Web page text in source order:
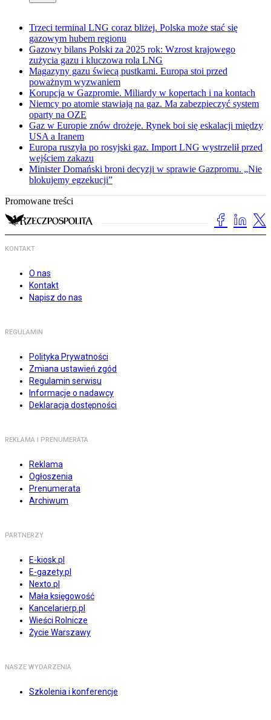
Trzeci terminal LNG coraz bliżej. Polska może stać się
gazowym hubem regionu
Gazowy bilans Polski za 2025 rok: Wzrost krajowego
zużycia gazu i kluczowa rola LNG
Magazyny gazu świecą pustkami. Europa stoi przed
poważnym wyzwaniem
Korupcja w Gazpromie. Miliardy w kopertach i na kontach
Niemcy po atomie stawiają na gaz. Ma zabezpieczyć system
oparty na OZE
Gaz w Europie znów drożeje. Rynek boi się eskalacji między
USA a Iranem
Europa ruszyła po rosyjski gaz. Import LNG wystrzelił przed
wejściem zakazu
Minister Domański broni decyzji w sprawie Gazpromu. „Nie
blokujemy egzekucji”
Promowane treści
KONTAKT
O nas
Kontakt
Napisz do nas
REGULAMIN
Polityka Prywatności
Zmiana ustawień zgód
Regulamin serwisu
Informacje o nadawcy
Deklaracja dostępności
REKLAMA I PRENUMERATA
Reklama
Ogłoszenia
Prenumerata
Archiwum
PARTNERZY
E-kiosk.pl
E-gazety.pl
Nexto.pl
Mała księgowość
Kancelarierp.pl
Wieści Rolnicze
Życie Warszawy
NASZE WYDARZENIA
Szkolenia i konferencje